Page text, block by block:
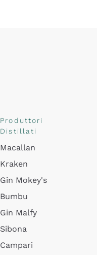
Produttori
Distillati
Macallan
Kraken
Gin Mokey's
Bumbu
Gin Malfy
Sibona
Campari